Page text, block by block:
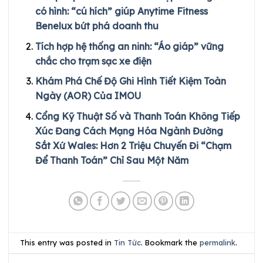
có hình: “cú hích” giúp Anytime Fitness
Benelux bứt phá doanh thu
Tích hợp hệ thống an ninh: “Áo giáp” vững
chắc cho trạm sạc xe điện
Khám Phá Chế Độ Ghi Hình Tiết Kiệm Toàn
Ngày (AOR) Của IMOU
Cổng Kỹ Thuật Số và Thanh Toán Không Tiếp
Xúc Đang Cách Mạng Hóa Ngành Đường
Sắt Xứ Wales: Hơn 2 Triệu Chuyến Đi “Chạm
Để Thanh Toán” Chỉ Sau Một Năm
This entry was posted in Tin Tức. Bookmark thepermalink.